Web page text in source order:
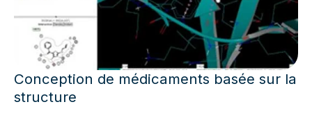
Conception de médicaments basée sur la
structure